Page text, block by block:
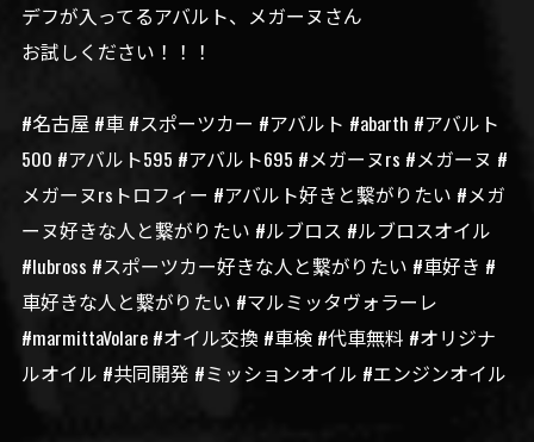
デフが入ってるアバルト、メガーヌさん
お試しください！！！
#名古屋 #車 #スポーツカー #アバルト #abarth #アバルト
500 #アバルト595 #アバルト695 #メガーヌrs #メガーヌ #
メガーヌrsトロフィー #アバルト好きと繋がりたい #メガ
ーヌ好きな人と繋がりたい #ルブロス #ルブロスオイル
#lubross #スポーツカー好きな人と繋がりたい #車好き #
車好きな人と繋がりたい #マルミッタヴォラーレ
#marmittaVolare #オイル交換 #車検 #代車無料 #オリジナ
ルオイル #共同開発 #ミッションオイル #エンジンオイル